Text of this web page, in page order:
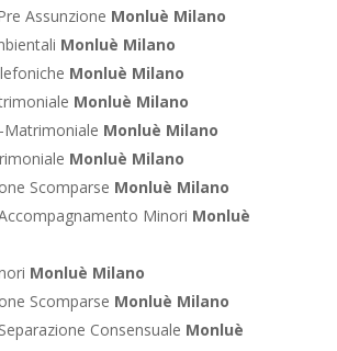
Assunzione Monluè Milano
Monluè Milano
Monluè Milano
Monluè Milano
Matrimoniale Monluè Milano
Monluè Milano
Scomparse Monluè Milano
Minori Monluè
Monluè Milano
Scomparse Monluè Milano
Consensuale Monluè